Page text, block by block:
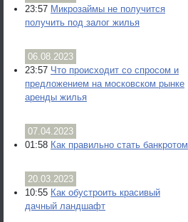
23:57 Микрозаймы не получится
получить под залог жилья
06.08.2023
23:57 Что происходит со спросом и
предложением на московском рынке
аренды жилья
07.04.2023
01:58 Как правильно стать банкротом
20.03.2023
10:55 Как обустроить красивый
дачный ландшафт